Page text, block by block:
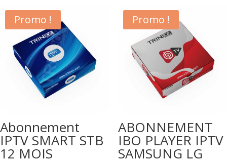
était :
39.00 €.
est :
22.00 €.
Promo !
Abonnement
IPTV SMART STB
12 MOIS
Promo !
ABONNEMENT
IBO PLAYER IPTV
SAMSUNG LG